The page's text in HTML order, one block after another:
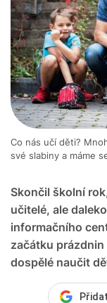
Skončil školní
učitelé, ale
informačního
začátku
dospělé naučit
Co nás učí děti?
své slabiny a máme